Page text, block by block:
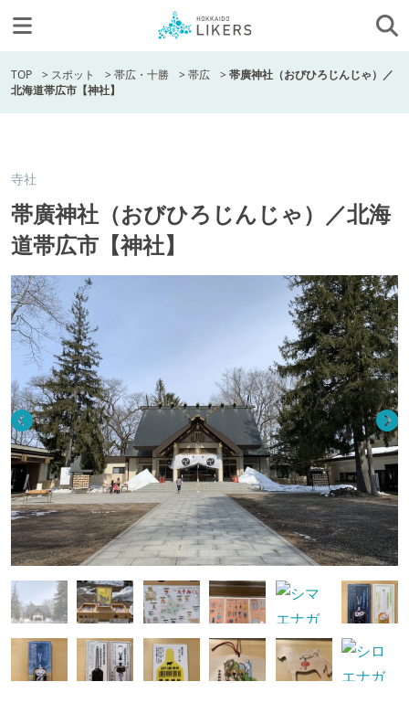
TOP > スポット >帯広・十勝 >帯広 >帯廣神社（おびひろじんじゃ）／
北海道帯広市【神社】
寺社
帯廣神社（おびひろじんじゃ）／北海
道帯広市【神社】